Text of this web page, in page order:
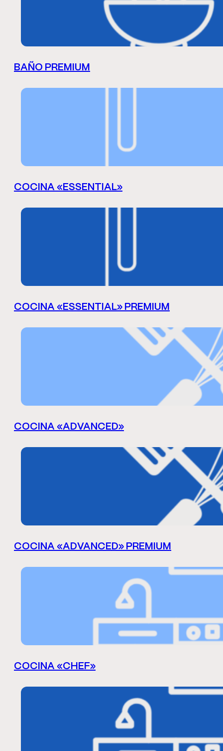
BAÑO PREMIUM
COCINA «ESSENTIAL»
COCINA «ESSENTIAL» PREMIUM
COCINA «ADVANCED»
COCINA «ADVANCED» PREMIUM
COCINA «CHEF»